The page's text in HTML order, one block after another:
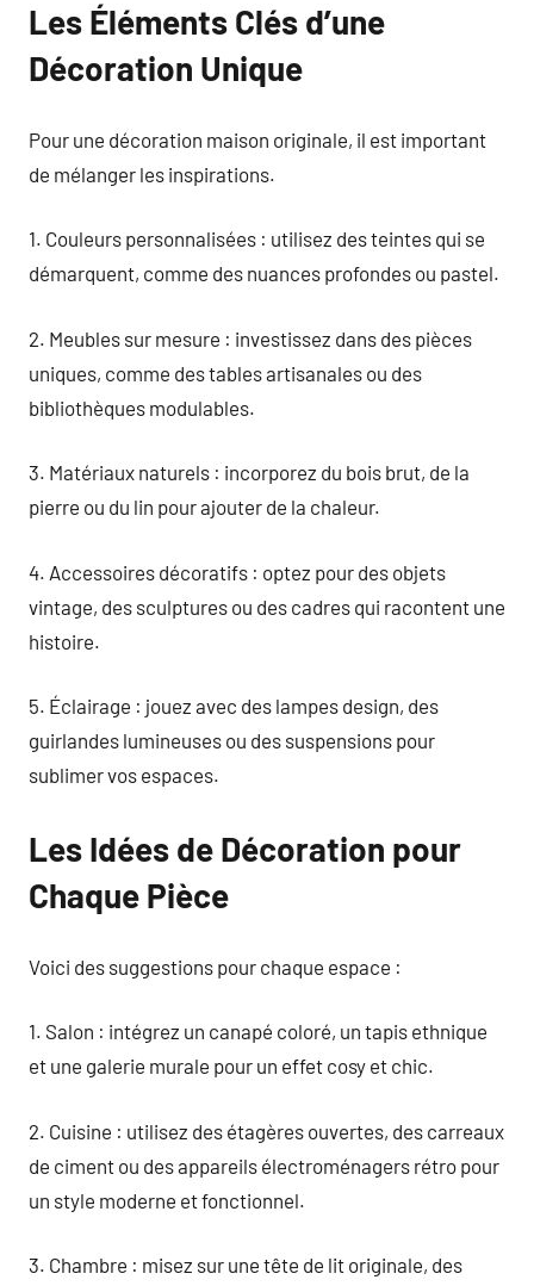
Les Éléments Clés d’une
Décoration Unique
Pour une décoration maison originale, il est important
de mélanger les inspirations.
1. Couleurs personnalisées : utilisez des teintes qui se
démarquent, comme des nuances profondes ou pastel.
2. Meubles sur mesure : investissez dans des pièces
uniques, comme des tables artisanales ou des
bibliothèques modulables.
3. Matériaux naturels : incorporez du bois brut, de la
pierre ou du lin pour ajouter de la chaleur.
4. Accessoires décoratifs : optez pour des objets
vintage, des sculptures ou des cadres qui racontent une
histoire.
5. Éclairage : jouez avec des lampes design, des
guirlandes lumineuses ou des suspensions pour
sublimer vos espaces.
Les Idées de Décoration pour
Chaque Pièce
Voici des suggestions pour chaque espace :
1. Salon : intégrez un canapé coloré, un tapis ethnique
et une galerie murale pour un effet cosy et chic.
2. Cuisine : utilisez des étagères ouvertes, des carreaux
de ciment ou des appareils électroménagers rétro pour
un style moderne et fonctionnel.
3. Chambre : misez sur une tête de lit originale, des